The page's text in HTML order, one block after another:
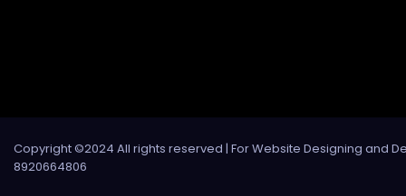
Copyright ©2024 All rights reserved | For Website Designing and
8920664806